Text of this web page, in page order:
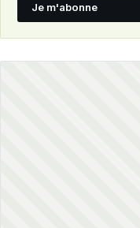
Je m'abonne